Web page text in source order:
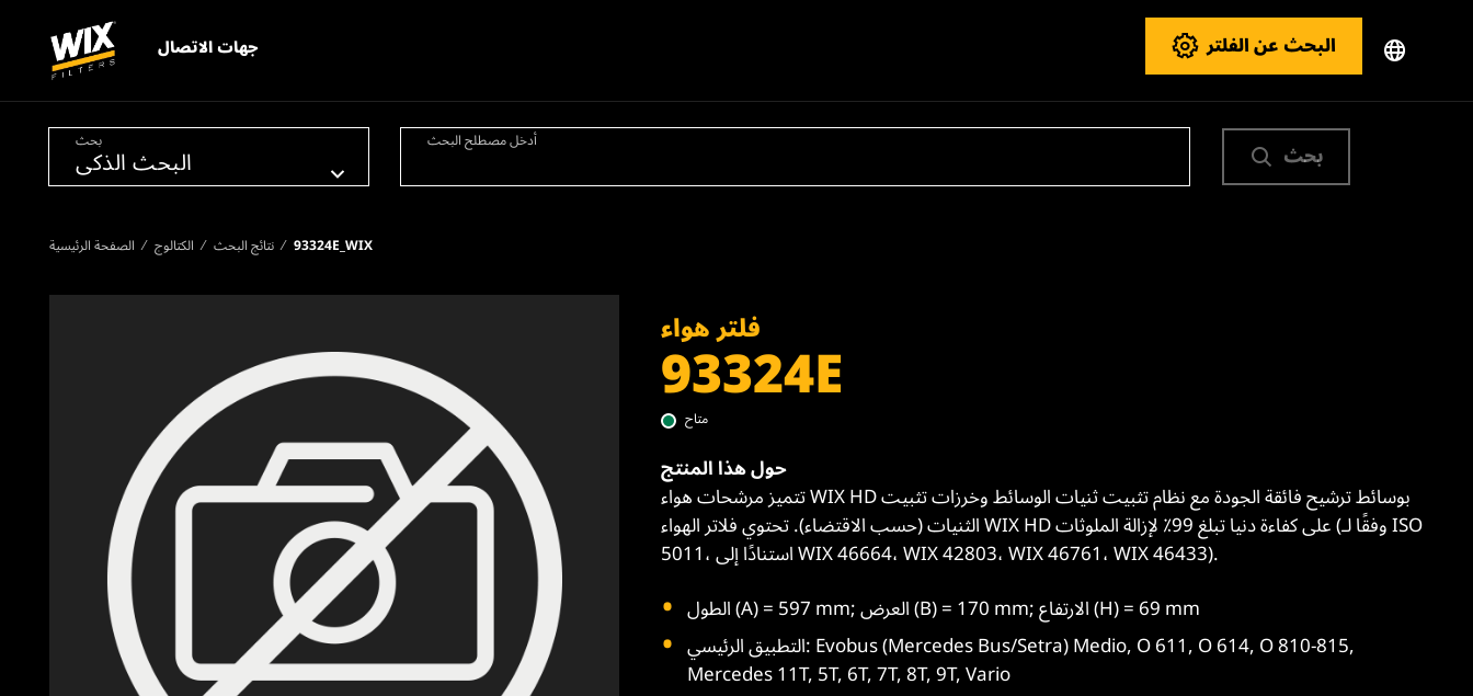
جهات الاتصال البحث عن الفلتر
بحث أدخل مصطلح البحث بحث
الصفحة الرئيسية الكتالوج نتائج البحث 93324E_WIX
فلتر هواء
93324E
متاح
حول هذا المنتج
تتميز مرشحات هواء WIX HD بوسائط ترشيح فائقة الجودة مع نظام تثبيت ثنيات الوسائط وخرزات تثبيت
الثنيات (حسب الاقتضاء). تحتوي فلاتر الهواء WIX HD على كفاءة دنيا تبلغ 99٪ لإزالة الملوثات (وفقًا لـ ISO
5011، استنادًا إلى WIX 46664، WIX 42803، WIX 46761، WIX 46433).
الطول (A) = 597 mm; العرض (B) = 170 mm; الارتفاع (H) = 69 mm
التطبيق الرئيسي: Evobus (Mercedes Bus/Setra) Medio, O 611, O 614, O 810-815,
Mercedes 11T, 5T, 6T, 7T, 8T, 9T, Vario